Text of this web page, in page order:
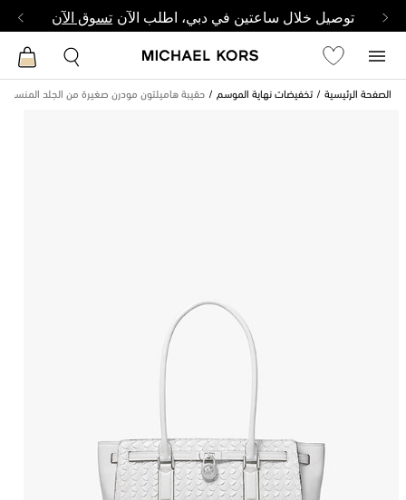
توصيل خلال ساعتين في دبي، اطلب الآن تسوق الآن
الصفحة الرئيسية تخفيضات نهاية الموسم حقيبة هاميلتون مودرن صغيرة من الجلد المنسوج